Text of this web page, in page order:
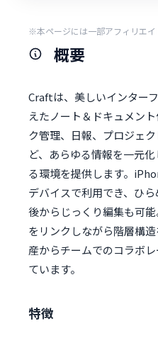
※本ページには一部アフィリエイ
概要
Craftは、美しいインター
えたノート＆ドキュメン
ク管理、日報、プロジェ
ど、あらゆる情報を一元
る環境を提供します。
デバイスで利用でき、ひら
後からじっくり編集も可
をリンクしながら階層構
産からチームでのコラボ
ています。
特徴